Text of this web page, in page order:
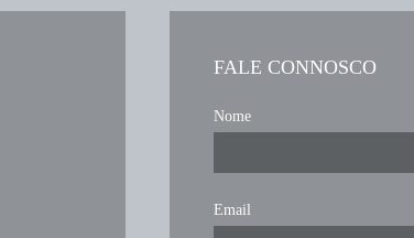
FALE CONNOSCO
Nome
Email